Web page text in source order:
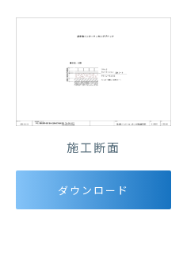
施工断面
ダウンロード